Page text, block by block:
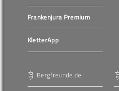
Frankenjura Premium
KletterApp
Bergfreunde.de